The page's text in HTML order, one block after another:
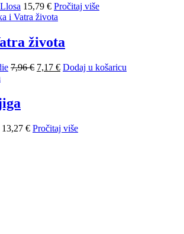
15,79 € Pročitaj više
života
7,96€ Izvorna
7,17 €Trenutna
Dodaj u košaricu
13,27 € Pročitaj više